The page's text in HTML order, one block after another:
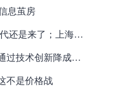
息茧房
突发！OpenAI正研发实体机器人，终结者时代还是来了；上海支持脑机接口等前沿技术的探索；财政部：明年将实施更加积极的财政政策（投资早参）
抖音集团副总裁李亮谈豆包比同行更便宜：通过技术创新降成本，3厘/千tokens定价也有可观毛利！这不是价格战
不是价格战